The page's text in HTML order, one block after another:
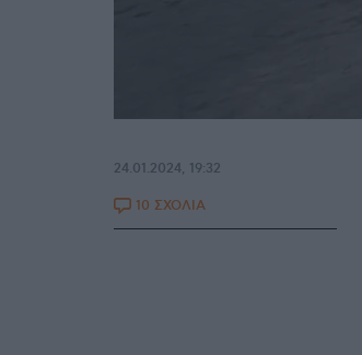
24.01.2024, 19:32
10 ΣΧΟΛΙΑ